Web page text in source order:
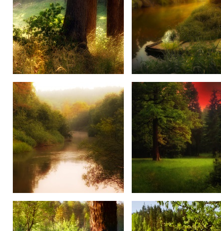
Лесная зарисовка Свет над водой
Утро Вечереет